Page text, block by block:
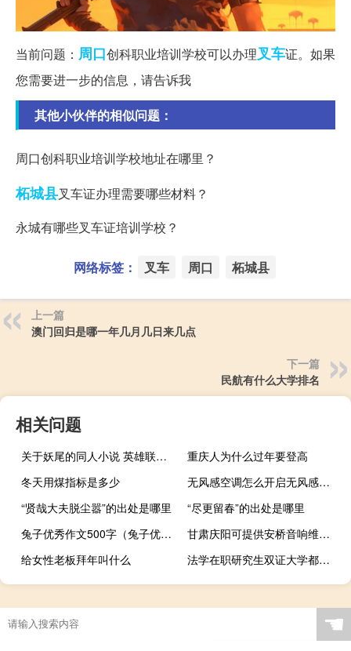
当前问题： 周口创科职业培训学校可以办理叉车证。如果
您需要进一步的信息，请告诉我
其他小伙伴的相似问题：
周口创科职业培训学校地址在哪里？
柘城县叉车证办理需要哪些材料？
永城有哪些叉车证培训学校？
网络标签： 叉车 周口 柘城县
上一篇
澳门回归是哪一年几月几日来几点
下一篇
民航有什么大学排名
相关问题
关于妖尾的同人小说 英雄联盟同人小说
重庆人为什么过年要登高
冬天用煤指标是多少
无风感空调怎么开启无风感模式
“贤哉大夫脱尘嚣”的出处是哪里
“尽更留春”的出处是哪里
兔子优秀作文500字（兔子优化大师）
甘肃庆阳可提供安桥音响维修服务地址在哪
给女性老板拜年叫什么
法学在职研究生双证大学都有哪些在招生
☚